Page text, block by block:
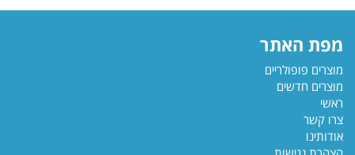
מפת האתר
מוצרים פופולריים
מוצרים חדשים
ראשי
צרו קשר
אודותינו